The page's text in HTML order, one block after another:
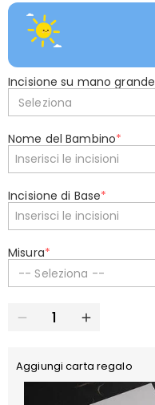
Incisione su mano grande
Seleziona
Nome del Bambino*
Incisione di Base*
Misura*
-- Seleziona --
Aggiungi carta regalo